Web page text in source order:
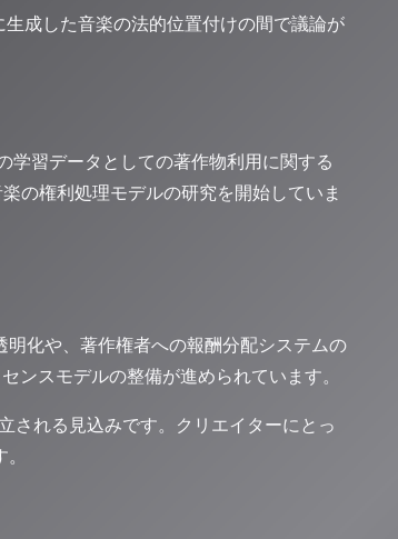
成した音楽の法的位置付けの間で議論が
学習データとしての著作物利用に関する
の権利処理モデルの研究を開始していま
化や、著作権者への報酬分配システムの
ンスモデルの整備が進められています。
される見込みです。クリエイターにとっ